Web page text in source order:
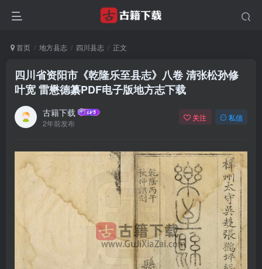
首页 地方县志 四川县志 正文
四川省资阳市《乾隆乐至县志》八卷 清张松孙修
叶宽 雷懋德纂PDF电子版地方志下载
古籍下载
2年前发布
关注 私信